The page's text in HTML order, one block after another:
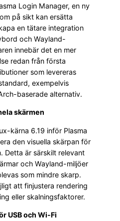
Login Manager, en ny
på sikt kan ersätta
en tätare integration
och Wayland-
innebär det en mer
redan från första
som levereras
exempelvis
baserade alternativ.
skärmen
kärna 6.19 inför Plasma
den visuella skärpan för
Detta är särskilt relevant
och Wayland-miljöer
som mindre skarp.
att finjustera rendering
eller skalningsfaktorer.
USB och Wi-Fi